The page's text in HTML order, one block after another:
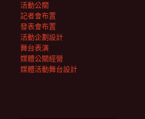
活動公關
記者會布置
發表會布置
活動企劃設計
舞台表演
媒體公關經營
媒體活動舞台設計